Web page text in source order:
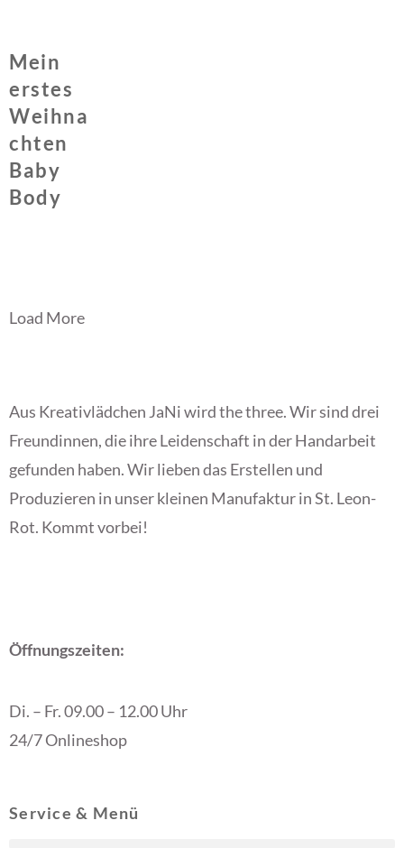
Mein
erstes
Weihna
chten
Baby
Body
Load More
Aus Kreativlädchen JaNi wird the three. Wir sind drei
Freundinnen, die ihre Leidenschaft in der Handarbeit
gefunden haben. Wir lieben das Erstellen und
Produzieren in unser kleinen Manufaktur in St. Leon-
Rot. Kommt vorbei!
Öffnungszeiten:
Di. – Fr. 09.00 – 12.00 Uhr
24/7 Onlineshop
Service & Menü